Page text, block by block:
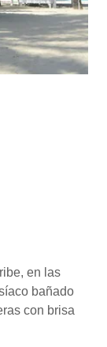
en las
bañado
con brisa